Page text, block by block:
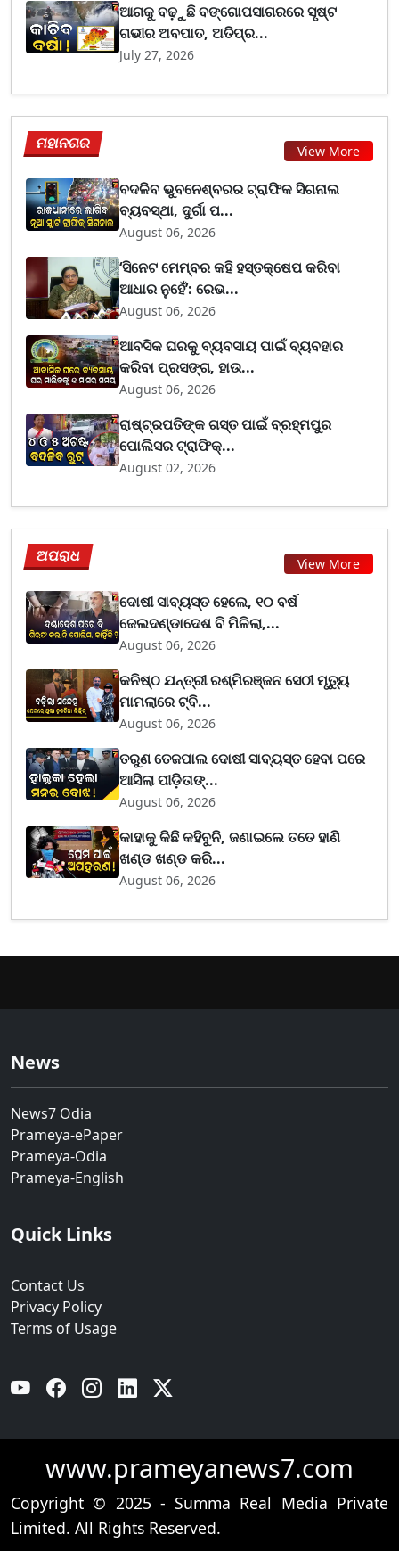
ଆଗକୁ ବଢ଼ୁଛି ବଙ୍ଗୋପସାଗରରେ ସୃଷ୍ଟ
ଗଭୀର ଅବପାତ, ଅତିପ୍ର...
July 27, 2026
ମହାନଗର View More
ବଦଳିବ ଭୁବନେଶ୍ବରର ଟ୍ରାଫିକ ସିଗନାଲ
ବ୍ୟବସ୍ଥା, ଦୁର୍ଗା ପ...
August 06, 2026
‘ସିନେଟ ମେମ୍ବର କହି ହସ୍ତକ୍ଷେପ କରିବା
ଆଧାର ନୁହେଁ’: ରେଭ...
August 06, 2026
ଆବସିକ ଘରକୁ ବ୍ୟବସାୟ ପାଇଁ ବ୍ୟବହାର
କରିବା ପ୍ରସଙ୍ଗ, ହାଉ...
August 06, 2026
ରାଷ୍ଟ୍ରପତିଙ୍କ ଗସ୍ତ ପାଇଁ ବ୍ରହ୍ମପୁର
ପୋଲିସର ଟ୍ରାଫିକ୍...
August 02, 2026
ଅପରାଧ View More
ଦୋଷୀ ସାବ୍ୟସ୍ତ ହେଲେ, ୧୦ ବର୍ଷ
ଜେଲଦଣ୍ଡାଦେଶ ବି ମିଳିଲା,...
August 06, 2026
କନିଷ୍ଠ ଯନ୍ତ୍ରୀ ରଶ୍ମିରଞ୍ଜନ ସେଠୀ ମୃତ୍ୟୁ
ମାମଲାରେ ଟ୍ବି...
August 06, 2026
ତରୁଣ ତେଜପାଲ ଦୋଷୀ ସାବ୍ୟସ୍ତ ହେବା ପରେ
ଆସିଲା ପୀଡ଼ିତାଙ୍...
August 06, 2026
କାହାକୁ କିଛି କହିବୁନି, ଜଣାଇଲେ ତତେ ହାଣି
ଖଣ୍ଡ ଖଣ୍ଡ କରି...
August 06, 2026
News
News7 Odia
Prameya-ePaper
Prameya-Odia
Prameya-English
Quick Links
Contact Us
Privacy Policy
Terms of Usage
YouTube Facebook Instagram Linkedin
www.prameyanews7.com
Copyright © 2025 - Summa Real Media Private
Limited. All Rights Reserved.